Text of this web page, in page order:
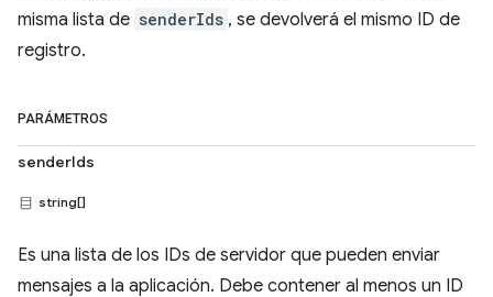
misma lista de senderIds , se devolverá el mismo ID de
registro.
PARÁMETROS
senderIds
string[]
Es una lista de los IDs de servidor que pueden enviar
mensajes a la aplicación. Debe contener al menos un ID